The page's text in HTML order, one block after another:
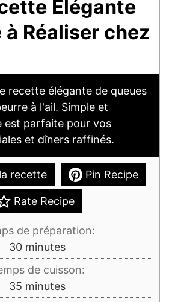
Élégante
Réaliser chez
recette élégante de queues
à l'ail. Simple et
est parfaite pour vos
et dîners raffinés.
recette Pin Recipe
Rate Recipe
de préparation:
30minutes
minutes
de cuisson:
35 minutes
minutes